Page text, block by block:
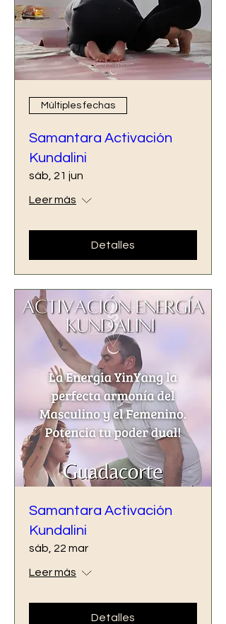
Múltiples fechas
Samantara Activación
Kundalini
sáb, 21 jun
Leer más
Detalles
Samantara Activación
Kundalini
sáb, 22 mar
Leer más
Detalles